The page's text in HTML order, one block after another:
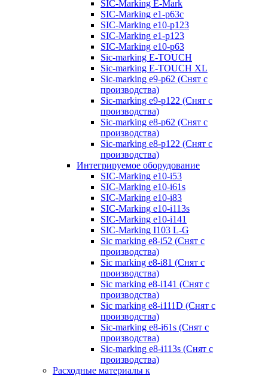
SIC-Marking E-Mark
SIC-Marking e1-p63с
SIC-Marking e10-p123
SIC-Marking e1-p123
SIC-Marking e10-p63
Sic-marking E-TOUCH
Sic-marking E-TOUCH XL
Sic-marking e9-p62 (Снят с
производства)
Sic-marking e9-p122 (Снят с
производства)
Sic-marking e8-p62 (Снят с
производства)
Sic-marking e8-p122 (Снят с
производства)
Интегрируемое оборудование
SIC-Marking e10-i53
SIC-Marking e10-i61s
SIC-Marking e10-i83
SIC-Marking e10-i113s
SIC-Marking e10-i141
SIC-Marking I103 L-G
Sic marking e8-i52 (Снят с
производства)
Sic marking e8-i81 (Снят с
производства)
Sic marking e8-i141 (Снят с
производства)
Sic marking e8-i111D (Снят с
производства)
Sic-marking e8-i61s (Снят с
производства)
Sic-marking e8-i113s (Снят с
производства)
Расходные материалы к